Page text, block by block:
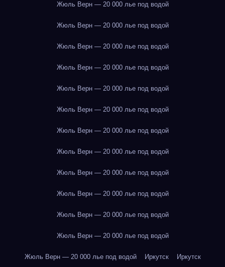
Жюль Верн — 20 000 лье под водой
Жюль Верн — 20 000 лье под водой
Жюль Верн — 20 000 лье под водой
Жюль Верн — 20 000 лье под водой
Жюль Верн — 20 000 лье под водой
Жюль Верн — 20 000 лье под водой
Жюль Верн — 20 000 лье под водой
Жюль Верн — 20 000 лье под водой
Жюль Верн — 20 000 лье под водой
Жюль Верн — 20 000 лье под водой
Жюль Верн — 20 000 лье под водой
Жюль Верн — 20 000 лье под водой
Жюль Верн — 20 000 лье под водой Иркутск Иркутск